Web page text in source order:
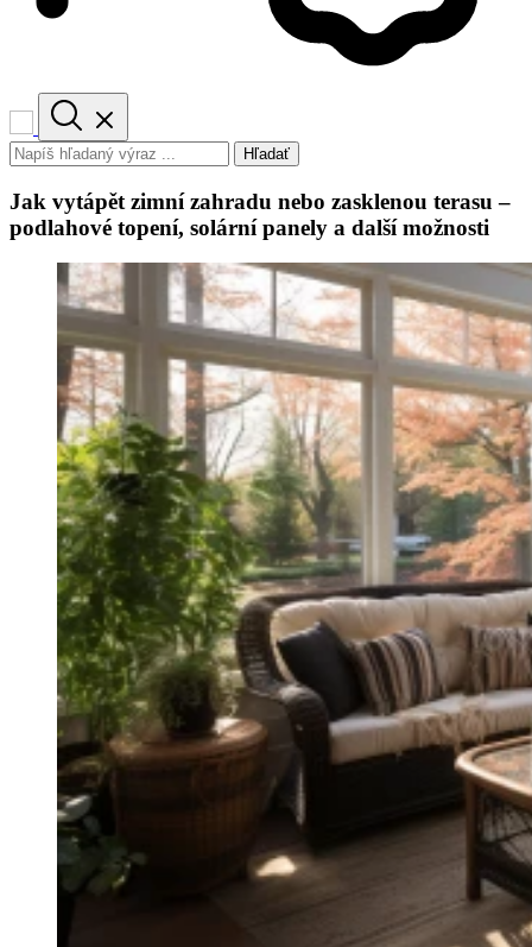
Hľadať
Jak vytápět zimní zahradu nebo zasklenou terasu –
podlahové topení, solární panely a další možnosti